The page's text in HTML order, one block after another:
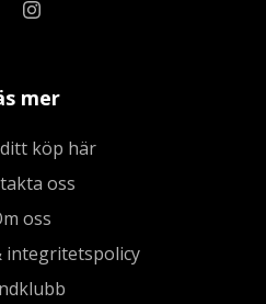
mer
köp här
oss
oss
integritetspolicy